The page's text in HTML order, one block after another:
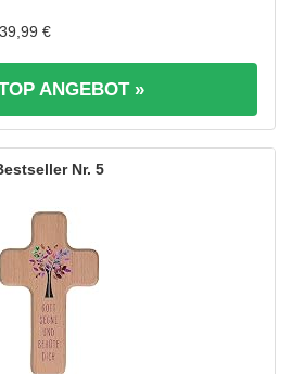
39,99 €
ANGEBOT »
5